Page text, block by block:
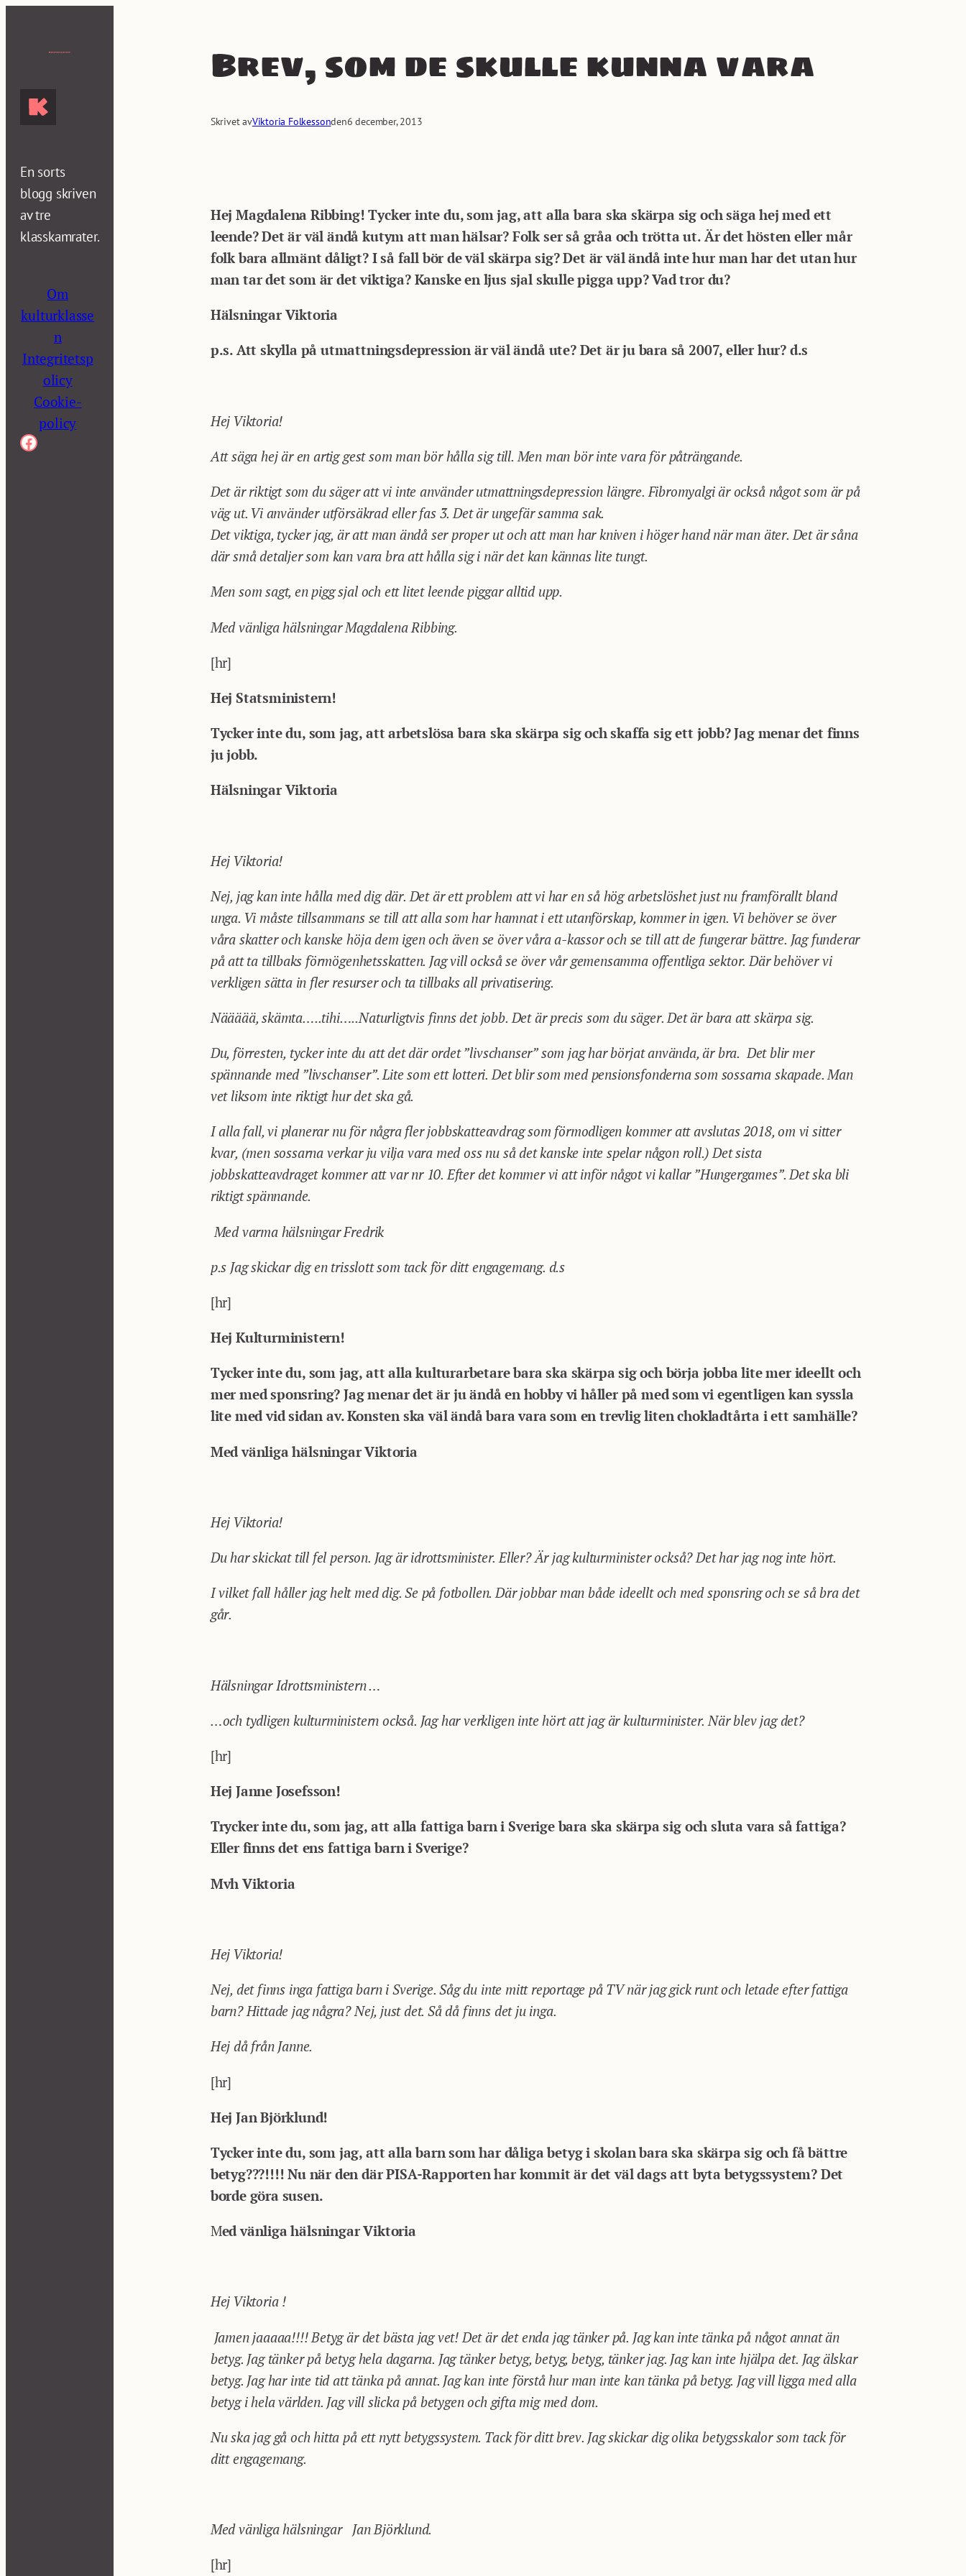
innehåll
En sorts
blogg skriven
av tre
klasskamrater.
Om
kulturklasse
n
Integritetsp
olicy
Cookie-
policy
Facebook
Brev, som de skulle kunna vara
Skrivet avViktoria Folkessonden6 december, 2013
Hej Magdalena Ribbing! Tycker inte du, som jag, att alla bara ska skärpa sig och säga hej med ett
leende? Det är väl ändå kutym att man hälsar? Folk ser så gråa och trötta ut. Är det hösten eller mår
folk bara allmänt dåligt? I så fall bör de väl skärpa sig? Det är väl ändå inte hur man har det utan hur
man tar det som är det viktiga? Kanske en ljus sjal skulle pigga upp? Vad tror du?
Hälsningar Viktoria
p.s. Att skylla på utmattningsdepression är väl ändå ute? Det är ju bara så 2007, eller hur? d.s
Hej Viktoria!
Att säga hej är en artig gest som man bör hålla sig till. Men man bör inte vara för påträngande.
Det är riktigt som du säger att vi inte använder utmattningsdepression längre. Fibromyalgi är också något som är på
väg ut. Vi använder utförsäkrad eller fas 3. Det är ungefär samma sak.
Det viktiga, tycker jag, är att man ändå ser proper ut och att man har kniven i höger hand när man äter. Det är såna
där små detaljer som kan vara bra att hålla sig i när det kan kännas lite tungt.
Men som sagt, en pigg sjal och ett litet leende piggar alltid upp.
Med vänliga hälsningar Magdalena Ribbing.
[hr]
Hej Statsministern!
Tycker inte du, som jag, att arbetslösa bara ska skärpa sig och skaffa sig ett jobb? Jag menar det finns
ju jobb.
Hälsningar Viktoria
Hej Viktoria!
Nej, jag kan inte hålla med dig där. Det är ett problem att vi har en så hög arbetslöshet just nu framförallt bland
unga. Vi måste tillsammans se till att alla som har hamnat i ett utanförskap, kommer in igen. Vi behöver se över
våra skatter och kanske höja dem igen och även se över våra a-kassor och se till att de fungerar bättre. Jag funderar
på att ta tillbaks förmögenhetsskatten. Jag vill också se över vår gemensamma offentliga sektor. Där behöver vi
verkligen sätta in fler resurser och ta tillbaks all privatisering.
Näääää, skämta…..tihi…..Naturligtvis finns det jobb. Det är precis som du säger. Det är bara att skärpa sig.
Du, förresten, tycker inte du att det där ordet ”livschanser” som jag har börjat använda, är bra. Det blir mer
spännande med ”livschanser”. Lite som ett lotteri. Det blir som med pensionsfonderna som sossarna skapade. Man
vet liksom inte riktigt hur det ska gå.
I alla fall, vi planerar nu för några fler jobbskatteavdrag som förmodligen kommer att avslutas 2018, om vi sitter
kvar, (men sossarna verkar ju vilja vara med oss nu så det kanske inte spelar någon roll.) Det sista
jobbskatteavdraget kommer att var nr 10. Efter det kommer vi att inför något vi kallar ”Hungergames”. Det ska bli
riktigt spännande.
Med varma hälsningar Fredrik
p.s Jag skickar dig en trisslott som tack för ditt engagemang. d.s
[hr]
Hej Kulturministern!
Tycker inte du, som jag, att alla kulturarbetare bara ska skärpa sig och börja jobba lite mer ideellt och
mer med sponsring? Jag menar det är ju ändå en hobby vi håller på med som vi egentligen kan syssla
lite med vid sidan av. Konsten ska väl ändå bara vara som en trevlig liten chokladtårta i ett samhälle?
Med vänliga hälsningar Viktoria
Hej Viktoria!
Du har skickat till fel person. Jag är idrottsminister. Eller? Är jag kulturminister också? Det har jag nog inte hört.
I vilket fall håller jag helt med dig. Se på fotbollen. Där jobbar man både ideellt och med sponsring och se så bra det
går.
Hälsningar Idrottsministern …
…och tydligen kulturministern också. Jag har verkligen inte hört att jag är kulturminister. När blev jag det?
[hr]
Hej Janne Josefsson!
Trycker inte du, som jag, att alla fattiga barn i Sverige bara ska skärpa sig och sluta vara så fattiga?
Eller finns det ens fattiga barn i Sverige?
Mvh Viktoria
Hej Viktoria!
Nej, det finns inga fattiga barn i Sverige. Såg du inte mitt reportage på TV när jag gick runt och letade efter fattiga
barn? Hittade jag några? Nej, just det. Så då finns det ju inga.
Hej då från Janne.
[hr]
Hej Jan Björklund!
Tycker inte du, som jag, att alla barn som har dåliga betyg i skolan bara ska skärpa sig och få bättre
betyg???!!!!Nu när den där PISA-Rapporten har kommit är det väl dags att byta betygssystem? Det
borde göra susen.
Med vänliga hälsningar Viktoria
Hej Viktoria !
Jamen jaaaaa!!!! Betyg är det bästa jag vet! Det är det enda jag tänker på. Jag kan inte tänka på något annat än
betyg. Jag tänker på betyg hela dagarna. Jag tänker betyg, betyg, betyg, tänker jag. Jag kan inte hjälpa det. Jag älskar
betyg. Jag har inte tid att tänka på annat. Jag kan inte förstå hur man inte kan tänka på betyg. Jag vill ligga med alla
betyg i hela världen. Jag vill slicka på betygen och gifta mig med dom.
Nu ska jag gå och hitta på ett nytt betygssystem. Tack för ditt brev. Jag skickar dig olika betygsskalor som tack för
ditt engagemang.
Med vänliga hälsningar Jan Björklund.
[hr]